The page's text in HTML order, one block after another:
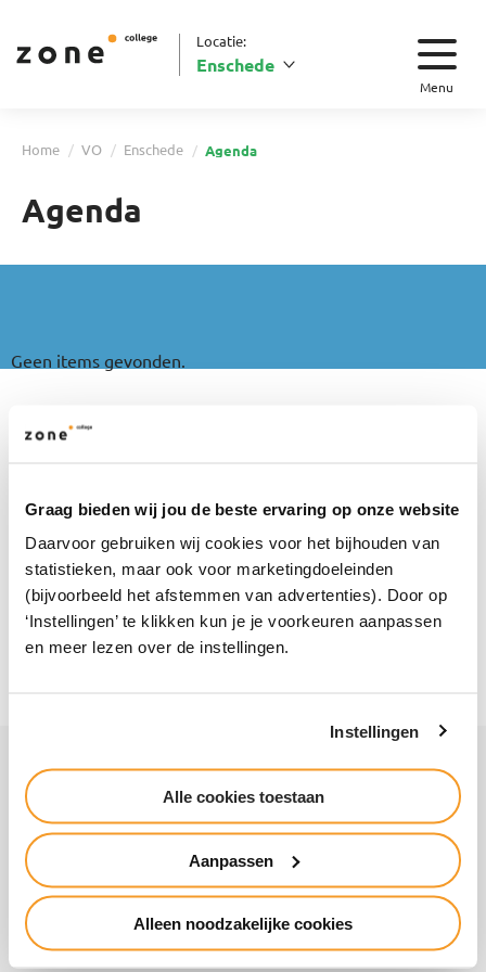
Graag bieden wij jou de beste ervaring op onze website
Daarvoor gebruiken wij cookies voor het bijhouden van
statistieken, maar ook voor marketingdoeleinden
(bijvoorbeeld het afstemmen van advertenties). Door op
‘Instellingen’ te klikken kun je je voorkeuren aanpassen
en meer lezen over de instellingen.
Instellingen
Alle cookies toestaan
Aanpassen
Alleen noodzakelijke cookies
Locatie:
Enschede
Menu
Home VO Enschede Agenda
Agenda
Geen items gevonden.
Hengelosestraat 481 | 7521 AG Enschede
(088) 26 20 600
enschede@zone.college
Voor bedrijven
Werken bij
International
Vakanties
Inloggen
Alumni
Contact